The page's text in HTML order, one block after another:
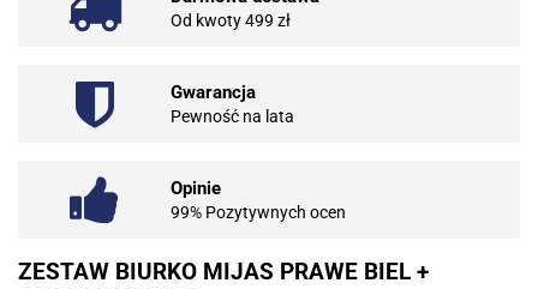
Od kwoty 499 zł
Gwarancja
Pewność na lata
Opinie
99% Pozytywnych ocen
ZESTAW BIURKO MIJAS PRAWE BIEL +